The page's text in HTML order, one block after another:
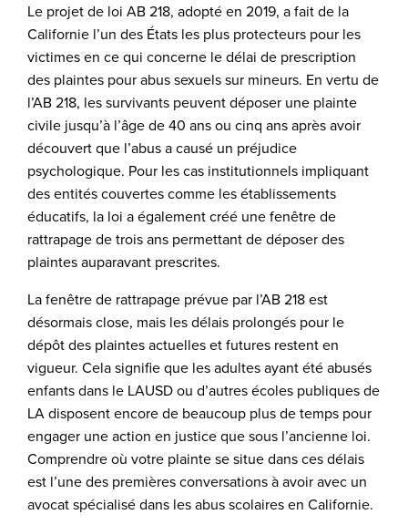
Le projet de loi AB 218, adopté en 2019, a fait de la
Californie l’un des États les plus protecteurs pour les
victimes en ce qui concerne le délai de prescription
des plaintes pour abus sexuels sur mineurs. En vertu de
l’AB 218, les survivants peuvent déposer une plainte
civile jusqu’à l’âge de 40 ans ou cinq ans après avoir
découvert que l’abus a causé un préjudice
psychologique. Pour les cas institutionnels impliquant
des entités couvertes comme les établissements
éducatifs, la loi a également créé une fenêtre de
rattrapage de trois ans permettant de déposer des
plaintes auparavant prescrites.
La fenêtre de rattrapage prévue par l’AB 218 est
désormais close, mais les délais prolongés pour le
dépôt des plaintes actuelles et futures restent en
vigueur. Cela signifie que les adultes ayant été abusés
enfants dans le LAUSD ou d’autres écoles publiques de
LA disposent encore de beaucoup plus de temps pour
engager une action en justice que sous l’ancienne loi.
Comprendre où votre plainte se situe dans ces délais
est l’une des premières conversations à avoir avec un
avocat spécialisé dans les abus scolaires en Californie.